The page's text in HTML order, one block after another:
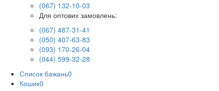
(067) 132-10-03
Для оптових замовлень:
(067) 487-31-41
(050) 407-63-83
(093) 170-26-04
(044) 599-32-28
Список бажань0
Кошик0